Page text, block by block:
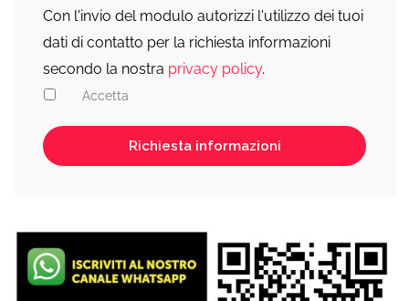
Con l'invio del modulo autorizzi l'utilizzo dei tuoi
dati di contatto per la richiesta informazioni
secondo la nostra privacy policy.
Accetta